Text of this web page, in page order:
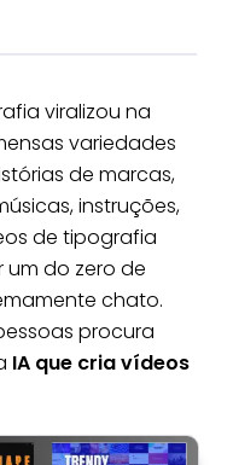
viralizou na
variedades
de marcas,
instruções,
de tipografia
do zero de
chato.
procura
IA que cria vídeos